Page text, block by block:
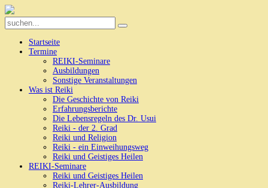
Startseite
Termine
REIKI-Seminare
Ausbildungen
Sonstige Veranstaltungen
Was ist Reiki
Die Geschichte von Reiki
Erfahrungsberichte
Die Lebensregeln des Dr. Usui
Reiki - der 2. Grad
Reiki und Religion
Reiki - ein Einweihungsweg
Reiki und Geistiges Heilen
REIKI-Seminare
Reiki und Geistiges Heilen
Reiki-Lehrer-Ausbildung